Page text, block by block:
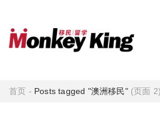
首页 - Posts tagged "澳洲移民"(页面 2)